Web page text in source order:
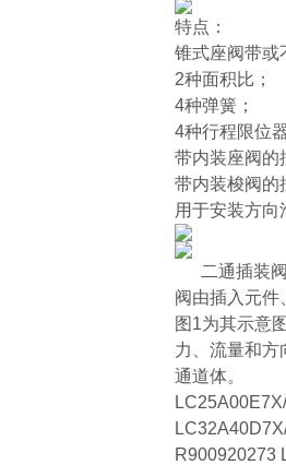
特点：
锥式座阀带
2种面积比；
4种弹簧；
4种行程限位
带内装座阀
带内装梭阀
用于安装方
二通插装
阀由插入元件
图1为其示意
力、流量和方
通道体。
R900920273